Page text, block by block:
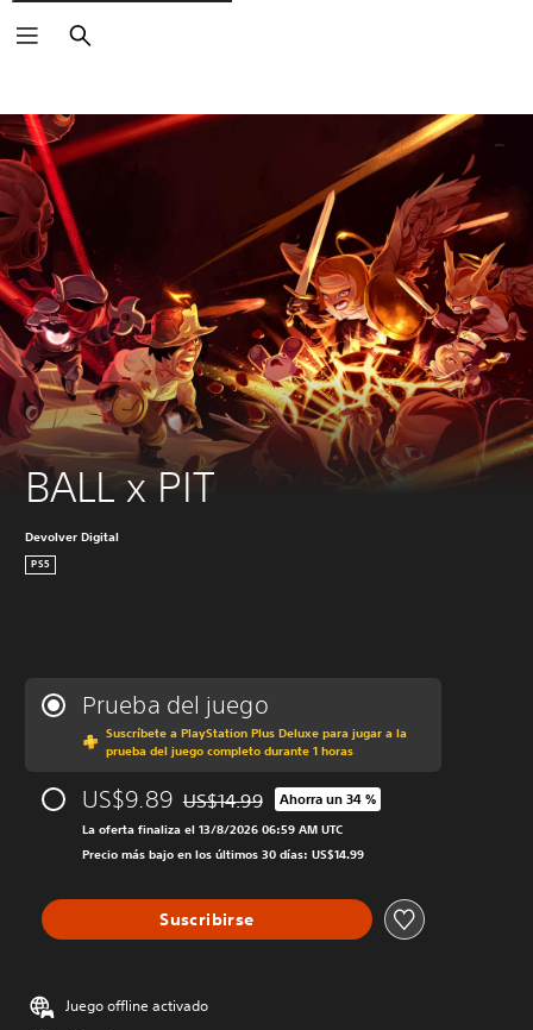
Buscar
BALL x PIT
Devolver Digital
PS5
Prueba del juego
Suscríbete a PlayStation Plus Deluxe para jugar a la
prueba del juego completo durante 1 horas
US$9.89 Rebajado del precio original de US$14.99
US$14.99 Ahorra un 34 %
La oferta finaliza el 13/8/2026 06:59 AM UTC
Precio más bajo en los últimos 30 días: US$14.99
Suscribirse
Juego offline activado